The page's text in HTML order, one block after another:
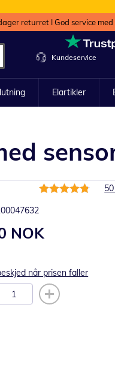
returret I God service
Kundeservice
Elartikler
Rating:
NOK
når prisen faller